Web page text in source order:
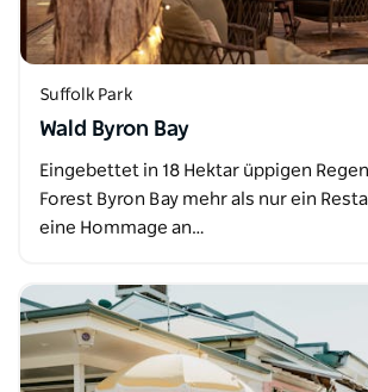
Suffolk Park
Wald Byron Bay
Eingebettet in 18 Hektar üppigen
Forest Byron Bay mehr als nur ein
eine Hommage an…